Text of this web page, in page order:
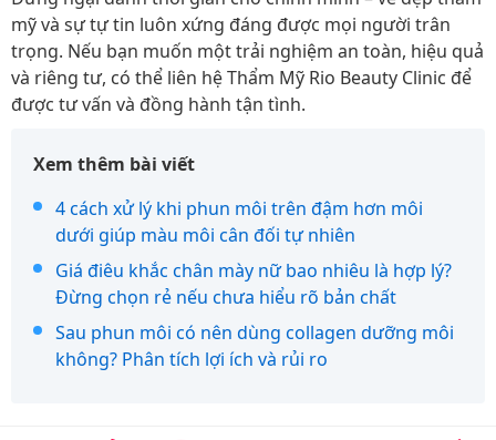
mỹ và sự tự tin luôn xứng đáng được mọi người trân
trọng. Nếu bạn muốn một trải nghiệm an toàn, hiệu quả
và riêng tư, có thể liên hệ Thẩm Mỹ Rio Beauty Clinic để
được tư vấn và đồng hành tận tình.
Xem thêm bài viết
4 cách xử lý khi phun môi trên đậm hơn môi
dưới giúp màu môi cân đối tự nhiên
Giá điêu khắc chân mày nữ bao nhiêu là hợp lý?
Đừng chọn rẻ nếu chưa hiểu rõ bản chất
Sau phun môi có nên dùng collagen dưỡng môi
không? Phân tích lợi ích và rủi ro